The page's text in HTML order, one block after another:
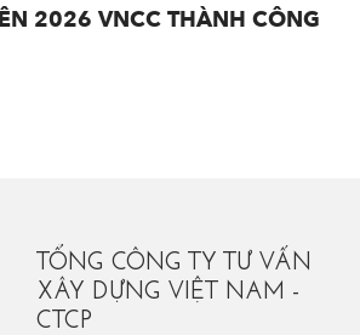
2026 VNCC THÀNH CÔNG
TỔNG CÔNG TY TƯ VẤN
XÂY DỰNG VIỆT NAM -
CTCP